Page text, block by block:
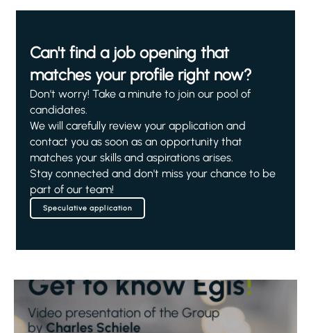
Can't find a job opening that
matches your profile right now?
Don't worry! Take a minute to join our pool of
candidates.
We will carefully review your application and
contact you as soon as an opportunity that
matches your skills and aspirations arises.
Stay connected and don't miss your chance to be
part of our team!
Speculative application